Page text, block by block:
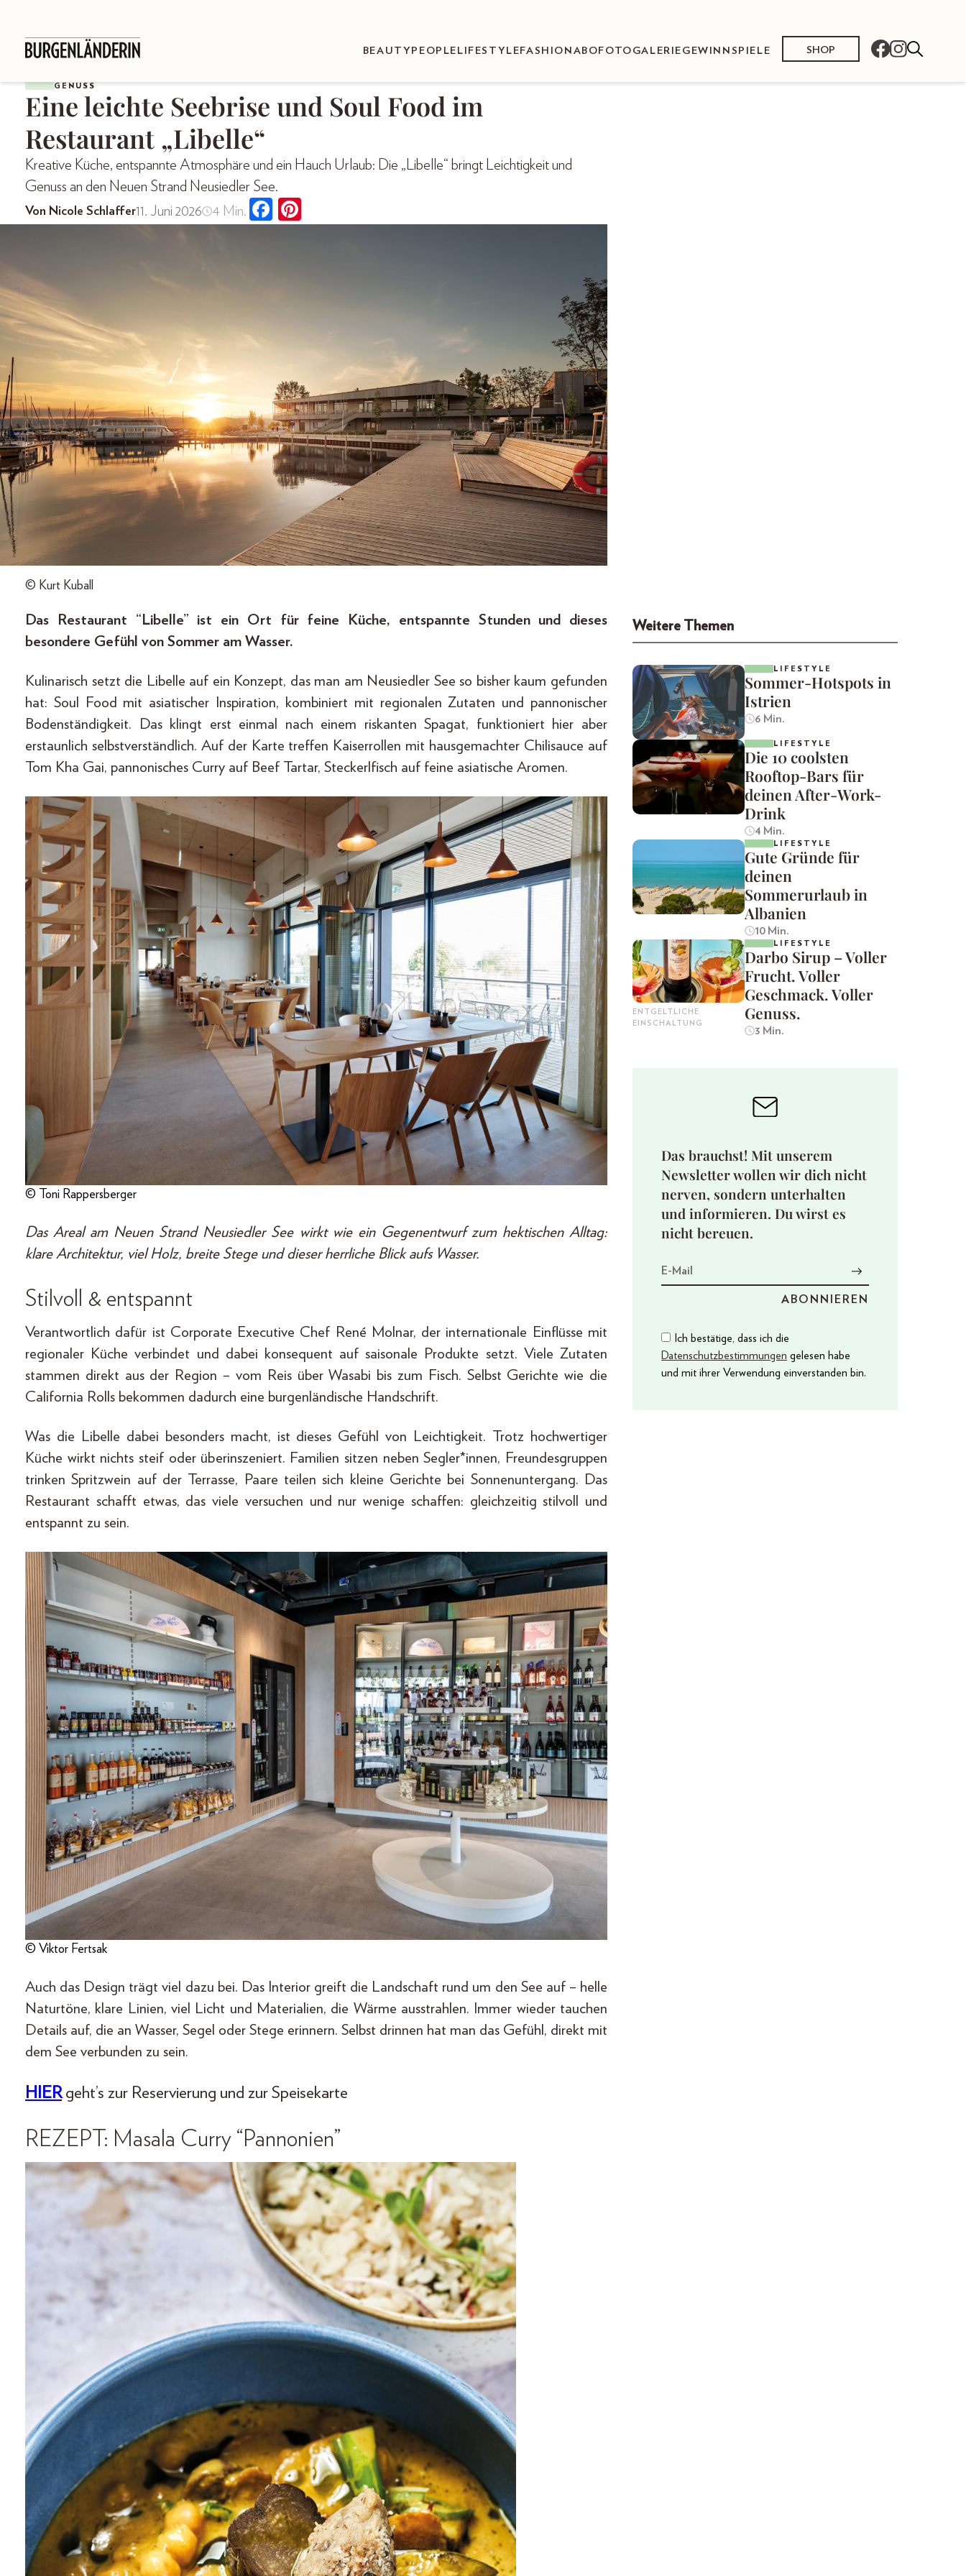
BEAUTY PEOPLE LIFESTYLEFASHION ABOFOTOGALERIE GEWINNSPIELE SHOP
GENUSS
Eine leichte Seebrise und Soul Food im
Restaurant „Libelle“
Kreative Küche, entspannte Atmosphäre und ein Hauch Urlaub: Die „Libelle“ bringt Leichtigkeit und
Genuss an den Neuen Strand Neusiedler See.
Von Nicole Schlaffer11. Juni 2026 4 Min.
© Kurt Kuball
Das Restaurant “Libelle”
ist ein Ort für feine Küche, entspannte Stunden und dieses
besondere Gefühl von Sommer am Wasser.
Kulinarisch setzt die Libelle auf ein Konzept, das man am Neusiedler See so bisher kaum gefunden
hat: Soul Food mit asiatischer Inspiration, kombiniert mit regionalen Zutaten und pannonischer
Bodenständigkeit. Das klingt erst einmal nach einem riskanten Spagat, funktioniert hier aber
erstaunlich selbstverständlich. Auf der Karte treffen Kaiserrollen mit hausgemachter Chilisauce auf
Tom Kha Gai, pannonisches Curry auf Beef Tartar, Steckerlfisch auf feine asiatische Aromen.
© Toni Rappersberger
Das Areal am Neuen Strand Neusiedler See wirkt wie ein Gegenentwurf zum hektischen Alltag:
klare Architektur, viel Holz, breite Stege und dieser herrliche Blick aufs Wasser.
Stilvoll & entspannt
Verantwortlich dafür ist Corporate Executive Chef René Molnar, der internationale Einflüsse mit
regionaler Küche verbindet und dabei konsequent auf saisonale Produkte setzt. Viele Zutaten
stammen direkt aus der Region – vom Reis über Wasabi bis zum Fisch. Selbst Gerichte wie die
California Rolls bekommen dadurch eine burgenländische Handschrift.
Was die Libelle dabei besonders macht, ist dieses Gefühl von Leichtigkeit. Trotz hochwertiger
Küche wirkt nichts steif oder überinszeniert. Familien sitzen neben Segler*innen, Freundesgruppen
trinken Spritzwein auf der Terrasse, Paare teilen sich kleine Gerichte bei Sonnenuntergang. Das
Restaurant schafft etwas, das viele versuchen und nur wenige schaffen: gleichzeitig stilvoll und
entspannt zu sein.
© Viktor Fertsak
Auch das Design trägt viel dazu bei. Das Interior greift die Landschaft rund um den See auf – helle
Naturtöne, klare Linien, viel Licht und Materialien, die Wärme ausstrahlen. Immer wieder tauchen
Details auf, die an Wasser, Segel oder Stege erinnern. Selbst drinnen hat man das Gefühl, direkt mit
dem See verbunden zu sein.
HIERgeht’s zur Reservierung und zur Speisekarte
REZEPT: Masala Curry “Pannonien”
Weitere Themen
LIFESTYLE
Sommer-Hotspots in
Istrien
6 Min.
LIFESTYLE
Die 10 coolsten
Rooftop-Bars für
deinen After-Work-
Drink
4 Min.
LIFESTYLE
Gute Gründe für
deinen
Sommerurlaub in
Albanien
10 Min.
ENTGELTLICHE
EINSCHALTUNG
LIFESTYLE
Darbo Sirup – Voller
Frucht. Voller
Geschmack. Voller
Genuss.
3 Min.
Das brauchst! Mit unserem
Newsletter wollen wir dich nicht
nerven, sondern unterhalten
und informieren. Du wirst es
nicht bereuen.
Ich bestätige, dass ich die
Datenschutzbestimmungen gelesen habe
und mit ihrer Verwendung einverstanden bin.